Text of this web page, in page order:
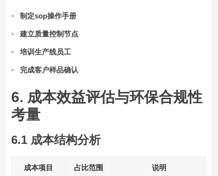
制定sop操作手册
建立质量控制节点
培训生产线员工
完成客户样品确认
6. 成本效益评估与环保合规性
考量
6.1 成本结构分析
成本项目
占比范围
说明